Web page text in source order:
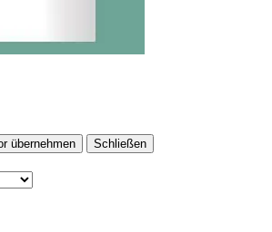
übernehmen Schließen